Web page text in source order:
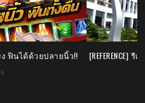
ด์ใหม่ “มหาวิทยาลัยเทคโนโลยีมหานคร”